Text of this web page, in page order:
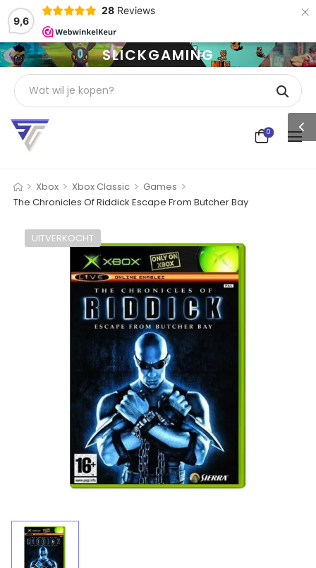
9,6
28 Reviews ×
SLICKGAMING
0
> Xbox > Xbox Classic > Games >
The Chronicles Of Riddick Escape From Butcher Bay
UITVERKOCHT